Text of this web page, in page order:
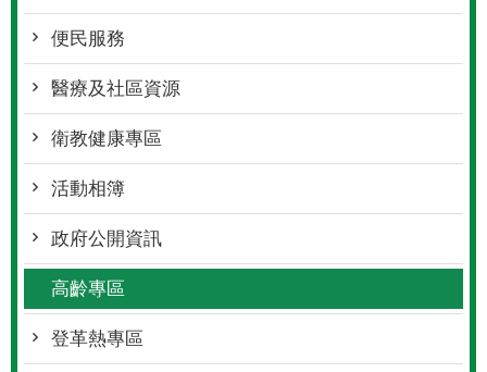
便民服務
醫療及社區資源
衛教健康專區
活動相簿
政府公開資訊
高齡專區
登革熱專區